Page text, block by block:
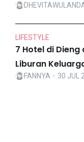
LIFESTYLE
7 Hotel di
Liburan
FANNYA ・30 JUL